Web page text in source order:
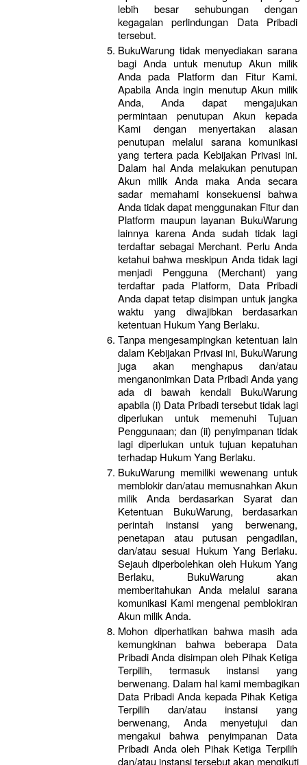
lebih besar sehubungan dengan
kegagalan perlindungan Data Pribadi
tersebut.
BukuWarung tidak menyediakan sarana
bagi Anda untuk menutup Akun milik
Anda pada Platform dan Fitur Kami.
Apabila Anda ingin menutup Akun milik
Anda, Anda dapat mengajukan
permintaan penutupan Akun kepada
Kami dengan menyertakan alasan
penutupan melalui sarana komunikasi
yang tertera pada Kebijakan Privasi ini.
Dalam hal Anda melakukan penutupan
Akun milik Anda maka Anda secara
sadar memahami konsekuensi bahwa
Anda tidak dapat menggunakan Fitur dan
Platform maupun layanan BukuWarung
lainnya karena Anda sudah tidak lagi
terdaftar sebagai Merchant. Perlu Anda
ketahui bahwa meskipun Anda tidak lagi
menjadi Pengguna (Merchant) yang
terdaftar pada Platform, Data Pribadi
Anda dapat tetap disimpan untuk jangka
waktu yang diwajibkan berdasarkan
ketentuan Hukum Yang Berlaku.
Tanpa mengesampingkan ketentuan lain
dalam Kebijakan Privasi ini, BukuWarung
juga akan menghapus dan/atau
menganonimkan Data Pribadi Anda yang
ada di bawah kendali BukuWarung
apabila (i) Data Pribadi tersebut tidak lagi
diperlukan untuk memenuhi Tujuan
Penggunaan; dan (ii) penyimpanan tidak
lagi diperlukan untuk tujuan kepatuhan
terhadap Hukum Yang Berlaku.
BukuWarung memiliki wewenang untuk
memblokir dan/atau memusnahkan Akun
milik Anda berdasarkan Syarat dan
Ketentuan BukuWarung, berdasarkan
perintah instansi yang berwenang,
penetapan atau putusan pengadilan,
dan/atau sesuai Hukum Yang Berlaku.
Sejauh diperbolehkan oleh Hukum Yang
Berlaku, BukuWarung akan
memberitahukan Anda melalui sarana
komunikasi Kami mengenai pemblokiran
Akun milik Anda.
Mohon diperhatikan bahwa masih ada
kemungkinan bahwa beberapa Data
Pribadi Anda disimpan oleh Pihak Ketiga
Terpilih, termasuk instansi yang
berwenang. Dalam hal kami membagikan
Data Pribadi Anda kepada Pihak Ketiga
Terpilih dan/atau instansi yang
berwenang, Anda menyetujui dan
mengakui bahwa penyimpanan Data
Pribadi Anda oleh Pihak Ketiga Terpilih
dan/atau instansi tersebut akan mengikuti